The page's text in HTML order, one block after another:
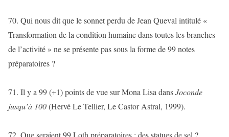
70. Qui nous dit que le sonnet perdu de Jean Queval intitulé «
Transformation de la condition humaine dans toutes les branches
de l’activité » ne se présente pas sous la forme de 99 notes
préparatoires ?
71. Il y a 99 (+1) points de vue sur Mona Lisa dansJoconde
jusqu’à 100(Hervé Le Tellier, Le Castor Astral, 1999).
72. Que seraient 99 Loth préparatoires : des statues de sel ?